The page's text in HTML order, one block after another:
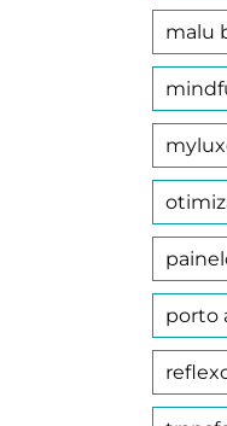
malu
porto